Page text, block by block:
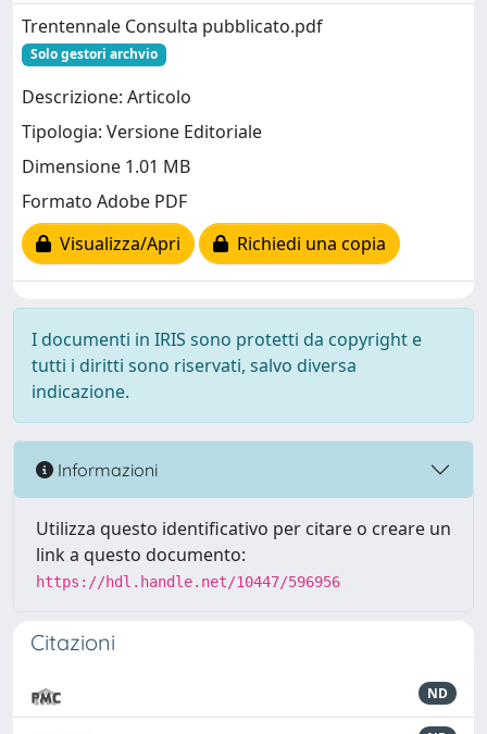
Trentennale Consulta pubblicato.pdf
Solo gestori archvio
Descrizione: Articolo
Tipologia: Versione Editoriale
Dimensione 1.01 MB
Formato Adobe PDF
Visualizza/Apri
Richiedi una copia
I documenti in IRIS sono protetti da copyright e
tutti i diritti sono riservati, salvo diversa
indicazione.
Informazioni
Utilizza questo identificativo per citare o creare un
link a questo documento:
https://hdl.handle.net/10447/596956
Citazioni
ND